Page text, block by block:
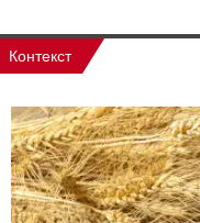
Контекст